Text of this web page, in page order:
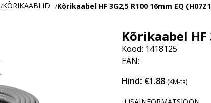
/KÕRIKAABLID /Kõrikaabel HF 3G2,5 R100 16mm EQ
Kõrikaabel HF
Kood: 1418125
EAN:
Hind: €1.88(KM-ta)